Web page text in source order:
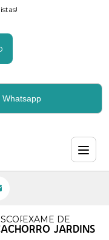
CACHORROS
PARA CAES
EXAME DE
JARDINS